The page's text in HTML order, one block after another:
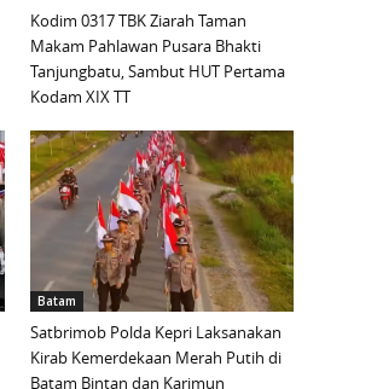
Kodim 0317 TBK Ziarah Taman
Makam Pahlawan Pusara Bhakti
Tanjungbatu, Sambut HUT Pertama
Kodam XIX TT
Batam
Satbrimob Polda Kepri Laksanakan
Kirab Kemerdekaan Merah Putih di
Batam Bintan dan Karimun